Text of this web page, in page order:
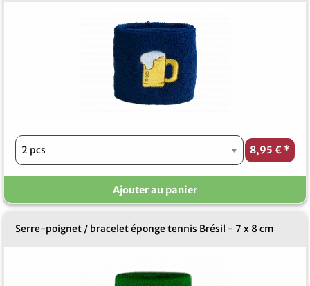
8,95 € *
Ajouter au panier
Serre-poignet / bracelet éponge tennis Brésil - 7 x 8 cm